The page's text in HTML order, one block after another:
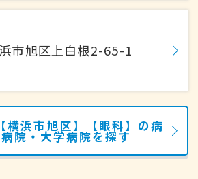
市旭区上白根2-65-1
横浜市旭区】【眼科】の病
院・大学病院を探す